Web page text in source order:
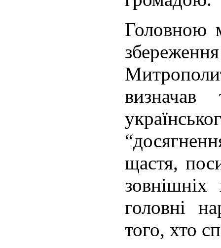
Головною
визначав
щастя,
головні
того, хто